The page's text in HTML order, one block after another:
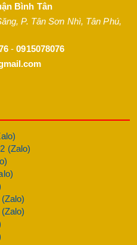
Bình Tân
P. Tân Sơn Nhì, Tân Phú,
-0915078076
(Zalo)